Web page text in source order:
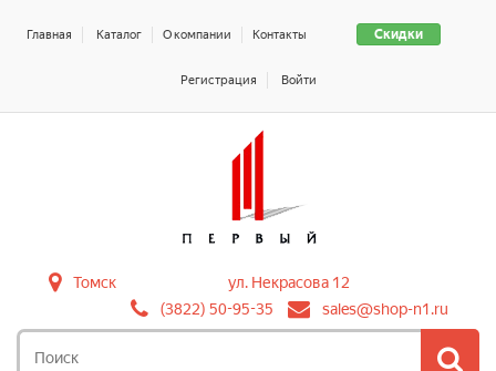
Скидки
Главная Каталог О компании Контакты
Регистрация Войти
Томск
ул. Некрасова 12
(3822) 50-95-35
sales@shop-n1.ru